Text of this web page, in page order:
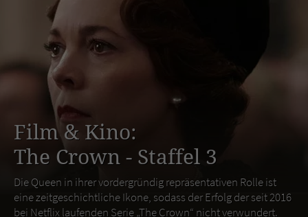
Film & Kino:
The Crown - Staffel 3
Die Queen in ihrer vordergründig repräsentativen Rolle ist
eine zeitgeschichtliche Ikone, sodass der Erfolg der seit 2016
bei Netflix laufenden Serie „The Crown“ nicht verwundert.